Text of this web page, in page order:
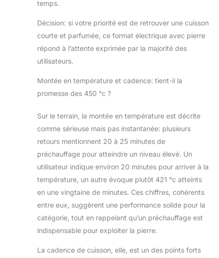
permet de suivre la cuisson sans
ouvrir la porte et perdre de chaleur.
Dimensions intérieures du four :
cm, un ajout parfait à vos appareils
de cuisine. 【Sécuritaire et
écologique】 Contrairement aux
pizza électrique est plus sûr et plus
respectueux de l'environnement. Le
boîtier en acier inoxydable isolé et
antidérapants garantissent une
utilisation sécurisée à domicile.
Avec une puissance de 1700W, il
est idéal pour toutes les cuisines.
Contenu de la boîte : pierre à pizza,
pelle à pizza, livre de recettes. Le
four à pizza est disponible en
modèle noir et en modèle inox.
temps.
Décision: si votre priorité est de retrouver une cuisson
courte et parfumée, ce format électrique avec pierre
répond à l’attente exprimée par la majorité des
utilisateurs.
Montée en température et cadence: tient-il la
promesse des 450 °c ?
Sur le terrain, la montée en température est décrite
comme sérieuse mais pas instantanée: plusieurs
retours mentionnent 20 à 25 minutes de
préchauffage pour atteindre un niveau élevé. Un
utilisateur indique environ 20 minutes pour arriver à la
température, un autre évoque plutôt 421 °c atteints
en une vingtaine de minutes. Ces chiffres, cohérents
entre eux, suggèrent une performance solide pour la
catégorie, tout en rappelant qu’un préchauffage est
indispensable pour exploiter la pierre.
La cadence de cuisson, elle, est un des points forts